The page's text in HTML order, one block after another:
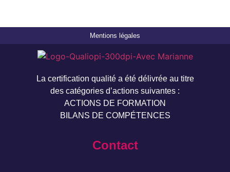
Mentions légales
La certification qualité a été délivrée au titre
des catégories d’actions suivantes :
ACTIONS DE FORMATION
BILANS DE COMPÉTENCES
Contact